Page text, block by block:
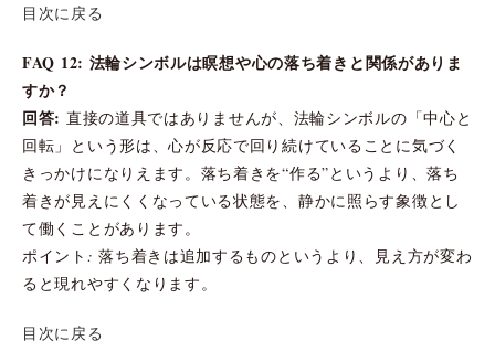
目次に戻る
FAQ 12: 法輪シンボルは瞑想や心の落ち着きと関係がありま
すか？
回答: 直接の道具ではありませんが、法輪シンボルの「中心と
回転」という形は、心が反応で回り続けていることに気づく
きっかけになりえます。落ち着きを“作る”というより、落ち
着きが見えにくくなっている状態を、静かに照らす象徴とし
て働くことがあります。
ポイント: 落ち着きは追加するものというより、見え方が変わ
ると現れやすくなります。
目次に戻る